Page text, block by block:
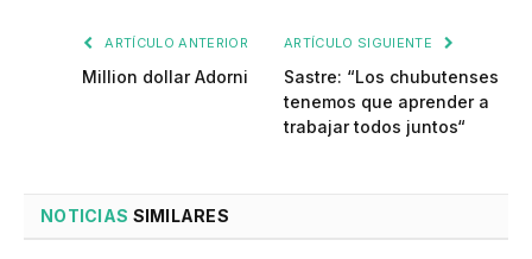
ARTÍCULO ANTERIOR
Million dollar Adorni
ARTÍCULO SIGUIENTE
Sastre: “Los chubutenses
tenemos que aprender a
trabajar todos juntos“
NOTICIAS SIMILARES